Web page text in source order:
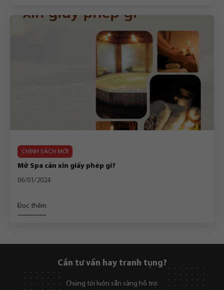
CHÍNH SÁCH MỚI
Mở Spa cần xin giấy phép gi?
06/01/2024
Đọc thêm
Cần tư vấn hay tranh tụng?
Chúng tôi luôn sẵn sàng hỗ trợ.